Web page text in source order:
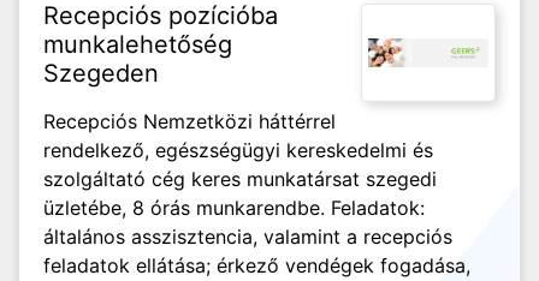
Recepciós pozícióba
munkalehetőség
Szegeden
Recepciós Nemzetközi háttérrel
rendelkező, egészségügyi kereskedelmi és
szolgáltató cég keres munkatársat szegedi
üzletébe, 8 órás munkarendbe. Feladatok:
általános asszisztencia, valamint a recepciós
feladatok ellátása; érkező vendégek fogadása,